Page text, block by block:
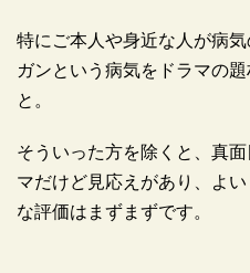
特にご本人や身近な人が病
ガンという病気をドラマの
と。
そういった方を除くと、真
マだけど見応えがあり、よ
な評価はまずまずです。